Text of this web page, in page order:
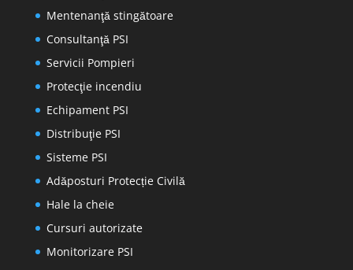
Mentenanţă stingătoare
Consultanţă PSI
Servicii Pompieri
Protecţie incendiu
Echipament PSI
Distribuţie PSI
Sisteme PSI
Adăposturi Protecție Civilă
Hale la cheie
Cursuri autorizate
Monitorizare PSI